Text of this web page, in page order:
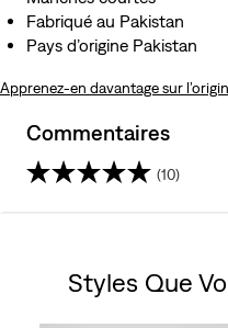
Fabriqué au Pakistan
Pays d’origine Pakistan
Apprenez-en davantage sur
Commentaires
(10)
Styles Que